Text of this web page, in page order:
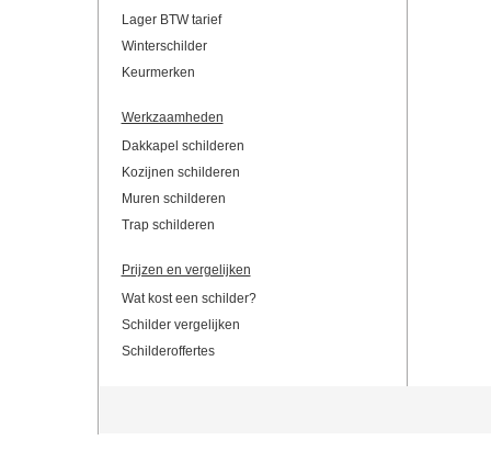
Lager BTW tarief
Winterschilder
Keurmerken
Werkzaamheden
Dakkapel schilderen
Kozijnen schilderen
Muren schilderen
Trap schilderen
Prijzen en vergelijken
Wat kost een schilder?
Schilder vergelijken
Schilderoffertes